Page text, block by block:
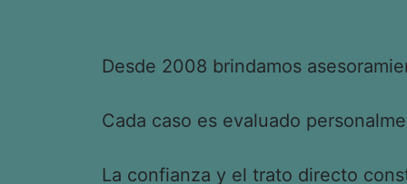
Desde 2008 brindamos
Cada caso es evaluado
La confianza y el trato directo